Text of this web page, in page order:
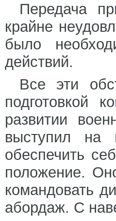
Передача
крайне
было
действий.
Все эти
подготовкой
развитии
выступил на
обеспечить
положение.
командовать
абордаж. С